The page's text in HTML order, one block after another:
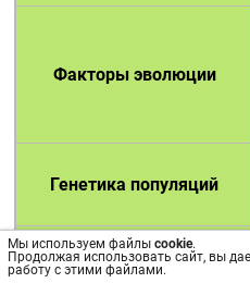
Мы используем файлы cookie.
Продолжая использовать сайт, вы
работу с этими файлами.
Факторы эволюции
Генетика популяций